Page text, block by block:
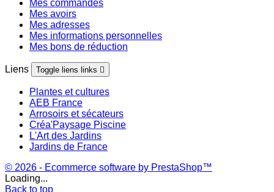
Mes commandes
Mes avoirs
Mes adresses
Mes informations personnelles
Mes bons de réduction
Liens Toggle liens links 
Plantes et cultures
AEB France
Arrosoirs et sécateurs
Créa'Paysage Piscine
L'Art des Jardins
Jardins de France
© 2026 - Ecommerce software by PrestaShop™
Loading...
Back to top